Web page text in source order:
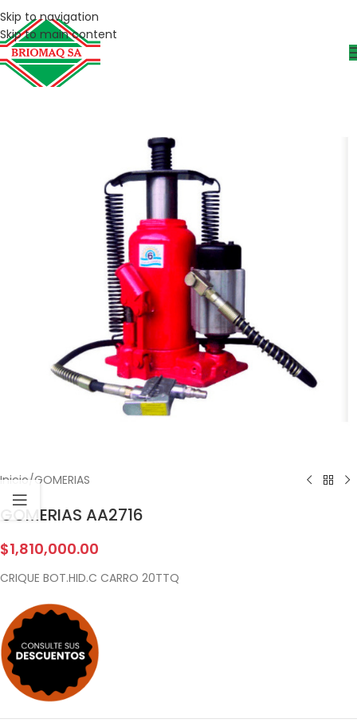
Skip to navigation
Skip to main content
Inicio/GOMERIAS
GOMERIAS AA2716
$1,810,000.00
CRIQUE BOT.HID.C CARRO 20TTQ